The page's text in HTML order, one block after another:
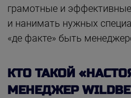
грамотные и
и нанимать нужных
«де факте» быть
КТО ТАКОЙ
МЕНЕДЖЕР